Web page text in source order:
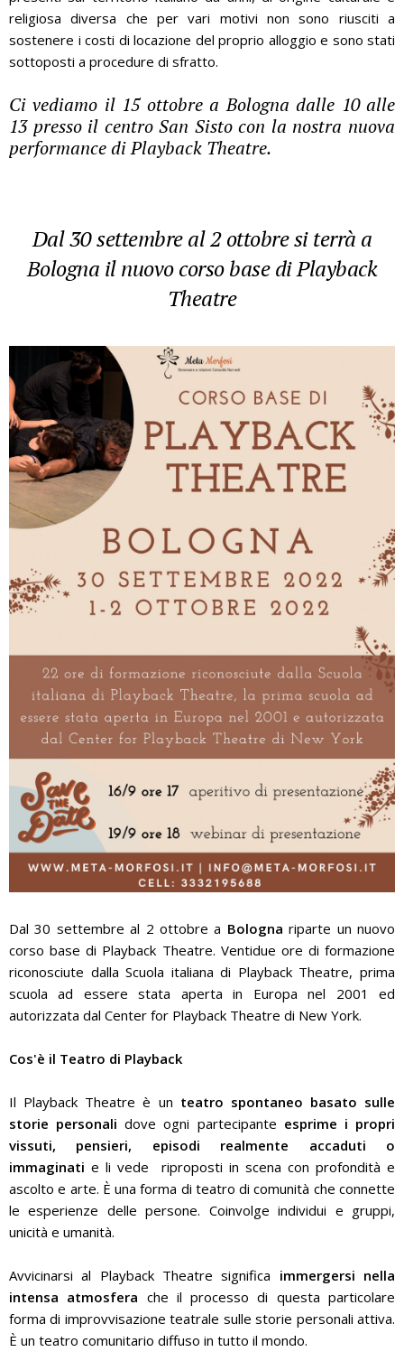
religiosa diversa che per vari motivi non sono riusciti a
sostenere i costi di locazione del proprio alloggio e sono stati
sottoposti a procedure di sfratto.
Ci vediamo il 15 ottobre a Bologna dalle 10 alle
13 presso il centro San Sisto con la nostra nuova
performance di Playback Theatre.
Dal 30 settembre al 2 ottobre si terrà a
Bologna il nuovo corso base di Playback
Theatre
Dal 30 settembre al 2 ottobre a Bologna riparte un nuovo
corso base di Playback Theatre. Ventidue ore di formazione
riconosciute dalla Scuola italiana di Playback Theatre, prima
scuola ad essere stata aperta in Europa nel 2001 ed
autorizzata dal Center for Playback Theatre di New York.
Cos'è il Teatro di Playback
Il Playback Theatre è un teatro spontaneo basato sulle
storie personalidove ogni partecipante esprime i propri
vissuti, pensieri, episodi realmente accaduti o
immaginati e li vede riproposti in scena con profondità e
ascolto e arte. È una forma di teatro di comunità che connette
le esperienze delle persone. Coinvolge individui e gruppi,
unicità e umanità.
Avvicinarsi al Playback Theatre significa immergersi nella
intensa atmosfera che il processo di questa particolare
forma di improvvisazione teatrale sulle storie personali attiva.
È un teatro comunitario diffuso in tutto il mondo.